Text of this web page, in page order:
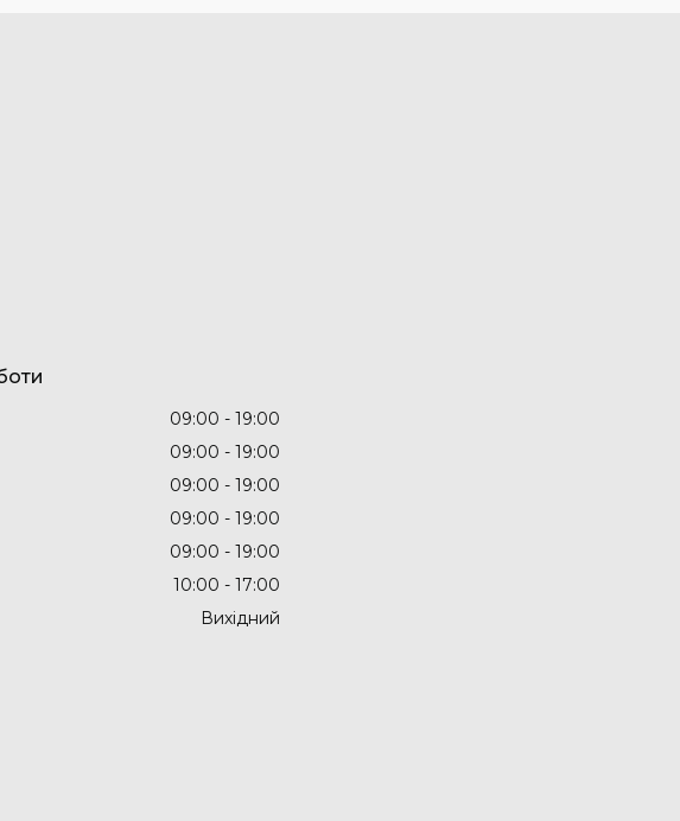
09:00
19:00
09:00
19:00
09:00
19:00
09:00
19:00
09:00
19:00
10:00
17:00
Вихідний